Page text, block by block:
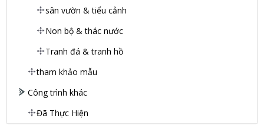
sân vườn & tiểu cảnh
Non bộ & thác nước
Tranh đá & tranh hồ
tham khảo mẫu
Công trình khác
Đã Thực Hiện